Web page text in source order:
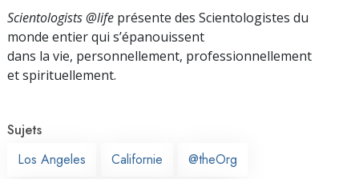
Scientologists @life présente des Scientologistes du
monde entier qui s’épanouissent
dans la vie, personnellement, professionnellement
et spirituellement.
Sujets
Los Angeles
Californie @theOrg